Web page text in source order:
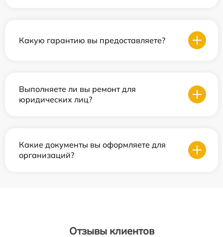
Какую гарантию вы предоставляете?
Выполняете ли вы ремонт для
юридических лиц?
Какие документы вы оформляете для
организаций?
Отзывы клиентов